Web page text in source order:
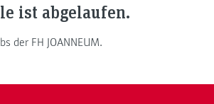
ist abgelaufen.
der FH JOANNEUM.